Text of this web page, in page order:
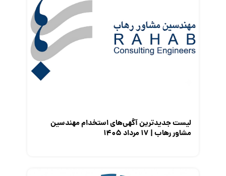
گزارش‌های آماری
مصاحبه شغلی
معرفی شرکت ها
لیست جدیدترین آگهی‌های استخدام مهندسین
مشاور رهاب | ۱۷ مرداد ۱۴۰۵